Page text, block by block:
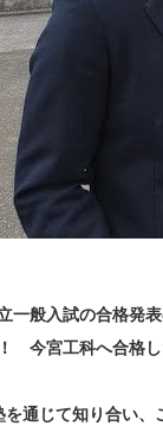
一般入試の合格
今宮工科へ合格し
通じて知り合い、